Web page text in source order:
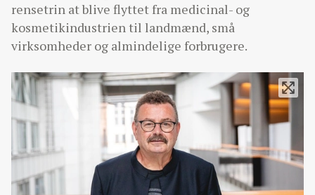
rensetrin at blive flyttet fra medicinal- og
kosmetikindustrien til landmænd, små
virksomheder og almindelige forbrugere.